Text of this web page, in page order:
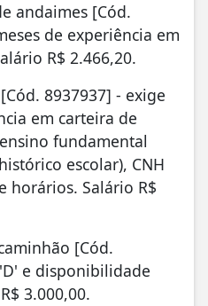
andaimes [Cód.
de experiência em
R$ 2.466,20.
8937937] - exige
em carteira de
fundamental
escolar), CNH
horários. Salário R$
[Cód.
e disponibilidade
3.000,00.